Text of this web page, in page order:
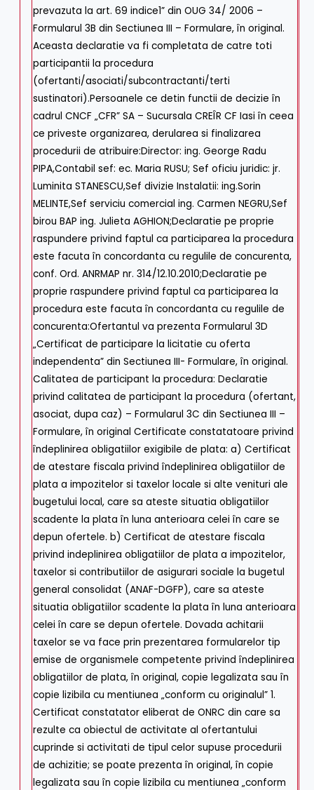
prevazuta la art. 69 indice1” din OUG 34/ 2006 –
Formularul 3B din Sectiunea III – Formulare, în original.
Aceasta declaratie va fi completata de catre toti
participantii la procedura
(ofertanti/asociati/subcontractanti/terti
sustinatori).Persoanele ce detin functii de decizie în
cadrul CNCF „CFR” SA – Sucursala CREÎR CF Iasi în ceea
ce priveste organizarea, derularea si finalizarea
procedurii de atribuire:Director: ing. George Radu
PIPA,Contabil sef: ec. Maria RUSU; Sef oficiu juridic: jr.
Luminita STANESCU,Sef divizie Instalatii: ing.Sorin
MELINTE,Sef serviciu comercial ing. Carmen NEGRU,Sef
birou BAP ing. Julieta AGHION;Declaratie pe proprie
raspundere privind faptul ca participarea la procedura
este facuta în concordanta cu regulile de concurenta,
conf. Ord. ANRMAP nr. 314/12.10.2010;Declaratie pe
proprie raspundere privind faptul ca participarea la
procedura este facuta în concordanta cu regulile de
concurenta:Ofertantul va prezenta Formularul 3D
„Certificat de participare la licitatie cu oferta
independenta” din Sectiunea III- Formulare, în original.
Calitatea de participant la procedura: Declaratie
privind calitatea de participant la procedura (ofertant,
asociat, dupa caz) – Formularul 3C din Sectiunea III –
Formulare, în original Certificate constatatoare privind
îndeplinirea obligatiilor exigibile de plata: a) Certificat
de atestare fiscala privind îndeplinirea obligatiilor de
plata a impozitelor si taxelor locale si alte venituri ale
bugetului local, care sa ateste situatia obligatiilor
scadente la plata în luna anterioara celei în care se
depun ofertele. b) Certificat de atestare fiscala
privind indeplinirea obligatiilor de plata a impozitelor,
taxelor si contributiilor de asigurari sociale la bugetul
general consolidat (ANAF-DGFP), care sa ateste
situatia obligatiilor scadente la plata în luna anterioara
celei în care se depun ofertele. Dovada achitarii
taxelor se va face prin prezentarea formularelor tip
emise de organismele competente privind îndeplinirea
obligatiilor de plata, în original, copie legalizata sau în
copie lizibila cu mentiunea „conform cu originalul” 1.
Certificat constatator eliberat de ONRC din care sa
rezulte ca obiectul de activitate al ofertantului
cuprinde si activitati de tipul celor supuse procedurii
de achizitie; se poate prezenta în original, în copie
legalizata sau în copie lizibila cu mentiunea „conform